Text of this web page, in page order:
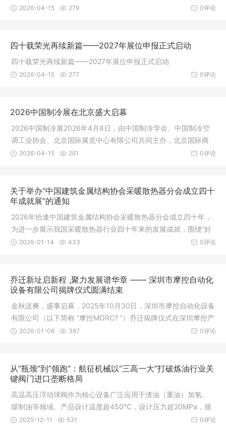
日至9日在
0评论
2026-04-15 279
四十载荣光再续新篇——2027年展位申报正式启动
四十载荣光再续新篇——2027年展位申报正式启动
0评论
2026-04-15 277
2026中国制冷展在北京盛大启幕
2026中国制冷展2026年4月8日，由中国制冷学会、中国制冷空
调工业协会、北京国际展览中心有限公司共同主办，北京国际商
会支持，北
0评论
2026-04-15 261
关于举办“中国建筑金属结构协会采暖散热器分会成立四十
年成就展”的通知
2026年恰逢中国建筑金属结构协会采暖散热器分会成立四十年，
为进一步展示我国采暖散热器行业四十年来的发展成就，围绕“好
房子”
0评论
2026-01-14 433
乔迁新址启新程 ,聚力发展谱华章 —— 深圳市摩控自动化
设备有限公司揭牌仪式圆满结束
金秋送爽，盛事启幕，2025年10月30日，深圳市摩控自动化设备
有限公司（以下简称 “摩控MORC? ”）乔迁揭牌仪式在深圳摩控产
业园
0评论
2026-01-06 387
从“瓶颈”到“领跑”：航征机械以“三高一大”打破炼油行业关
键阀门进口垄断格局
高温高压浮动球阀作为核心设备广泛应用于渣油（重油）加氢、
煤制油等领域。产品设计温度超450℃，设计压力超20MPa，规
格覆盖3寸
0评论
2025-12-11 531